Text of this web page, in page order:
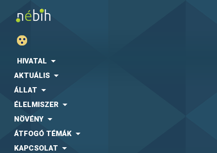
HIVATAL
AKTUÁLIS
ÁLLAT
ÉLELMISZER
NÖVÉNY
ÁTFOGÓ TÉMÁK
KAPCSOLAT